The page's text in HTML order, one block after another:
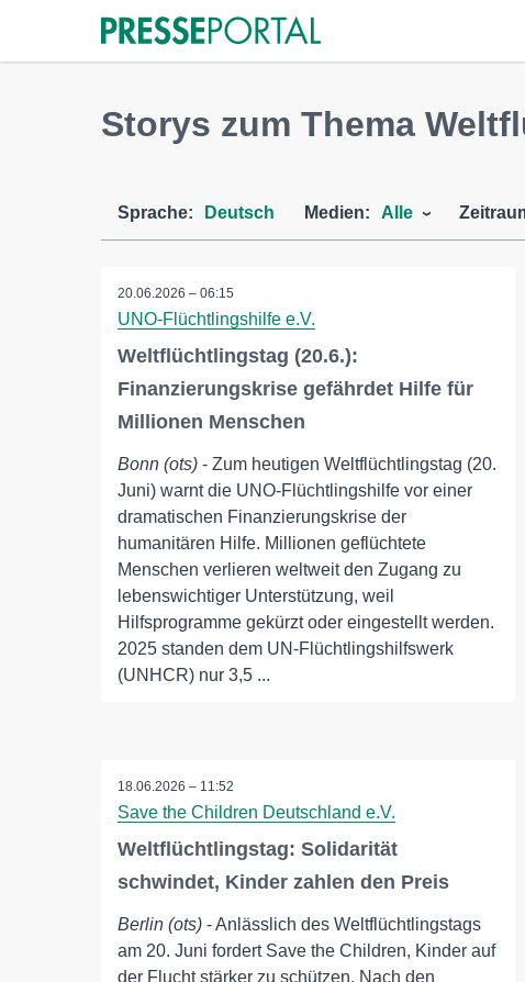
Storys zum Thema
Sprache: Deutsch Medien: Alle
20.06.2026 – 06:15
UNO-Flüchtlingshilfe e.V.
Weltflüchtlingstag (20.6.):
Finanzierungskrise gefährdet Hilfe für
Millionen Menschen
Bonn (ots) - Zum heutigen Weltflüchtlingstag (20.
Juni) warnt die UNO-Flüchtlingshilfe vor einer
dramatischen Finanzierungskrise der
humanitären Hilfe. Millionen geflüchtete
Menschen verlieren weltweit den Zugang zu
lebenswichtiger Unterstützung, weil
Hilfsprogramme gekürzt oder eingestellt werden.
2025 standen dem UN-Flüchtlingshilfswerk
(UNHCR) nur 3,5 ...
18.06.2026 – 11:52
Save the Children Deutschland e.V.
Weltflüchtlingstag: Solidarität
schwindet, Kinder zahlen den Preis
Berlin (ots) - Anlässlich des Weltflüchtlingstags
am 20. Juni fordert Save the Children, Kinder auf
der Flucht stärker zu schützen. Nach den